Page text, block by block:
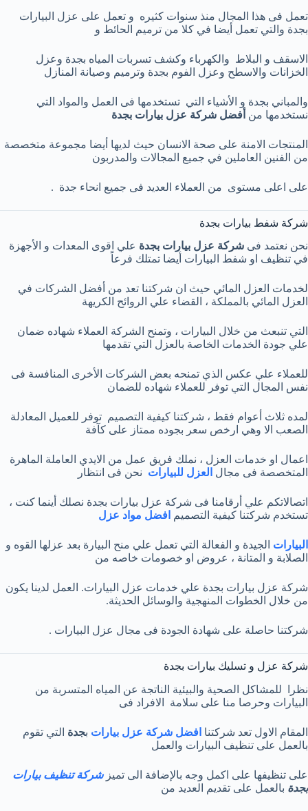
تعمل فى هذا المجال منذ سنوات كثيره و تعمل على عزل البيارات
بجدة والتي تعمل أيضا في كلا من ترميم الحائط و
الاسقف و البلاط والكهرباء وكشف تسربات المياه بجدة وعزل
الخزانات والاسطح وعزل الفوم بجدة وترميم وصيانة المنازل
والمباني بجدة و الأشياء التي تستخدمها فى العمل والمواد التي
نستخدمها من أفضل شركة عزل بيارات بجدة
المنتجات الامنة على صحة الانسان حيث لديها أيضا مجموعة متخصصة
من الفنين العاملين في جميع المجالات والمدربون
على اعلى مستوى من العملاء العديد فى جميع انحاء جدة .
شركة شفط بيارات بجدة
نحن نعتمد فى شركة عزل بيارات بجدة علي اقوى المعدات و الأجهزة
في تنظيف او شفط البيارات أيضا تمتلك فرعاً
لخدمات العزل المائي حيث ان شركتنا تعد من أفضل الشركات في
العزل المائي بالمملكة ، القضاء علي الروائح الكريهة
التي تنبعث من خلال البيارات ، وتمنح الشركة العملاء شهاده ضمان
علي جودة الخدمات الخاصة بالعزل التي تقدمها
للعملاء علي عكس الذي تمنحه بعض الشركات الأخرى المنافسة فى
نفس المجال التي توفر للعملاء شهاده للضمان
لمده ثلاث أعوام فقط ، شركتنا كيفية التصميم توفر للعميل المعادلة
الصعب الا وهي ارخص سعر بجوده ممتاز على كآفة
اعمال او خدمات العزل ، نملك فريق عمل من الايدي العاملة الماهرة
المتخصصة فى مجال العزل للبيارات نحن فى انتظار
اتصالاتكم علي أرقامنا فى شركة عزل بيارات بجدة نصلك أينما كنت ،
تستخدم شركتنا كيفية التصميم افضل مواد عزل
البيارات الجيدة و الفعالة التي تعمل علي منح البيارة بعد عزلها القوه و
الصلابة و المتانة ، عروض او خصومات خاصه من
شركة عزل بيارات بجدة علي خدمات عزل البيارات. العمل لدينا يكون
من خلال الخطوات المنهجية والوسائل الحديثة.
شركتنا حاصلة على شهادة الجودة فى مجال عزل البيارات .
شركة عزل و تسليك بيارات بجدة
نظرا للمشاكل الصحية والبيئية الناتجة عن المياه المتسربة من
البيارات وحرصا منا على سلامة الافراد فى
المقام الاول تعد شركتنا افضل شركة عزل بيارات بجدة التي تقوم
بالعمل على تنظيف البيارات والعمل
على تنظيفها على اكمل وجه بالإضافة الى تميز شركة تنظيف بيارات
بجدة بالعمل على تقديم العديد من